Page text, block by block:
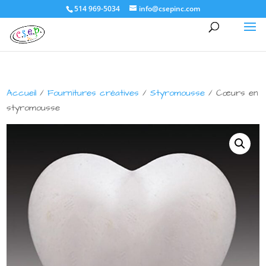
514 969-5034 info@csepinc.com
Accueil /Fournitures créatives /Styromousse / Cœurs en
styromousse